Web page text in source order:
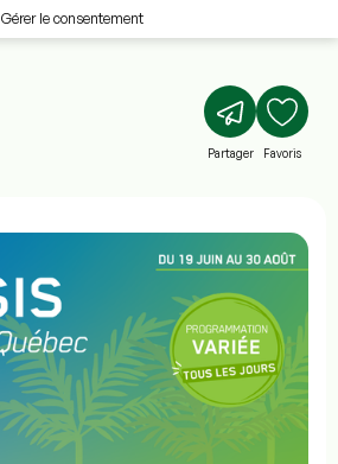
Gérer le consentement
Partager Favoris